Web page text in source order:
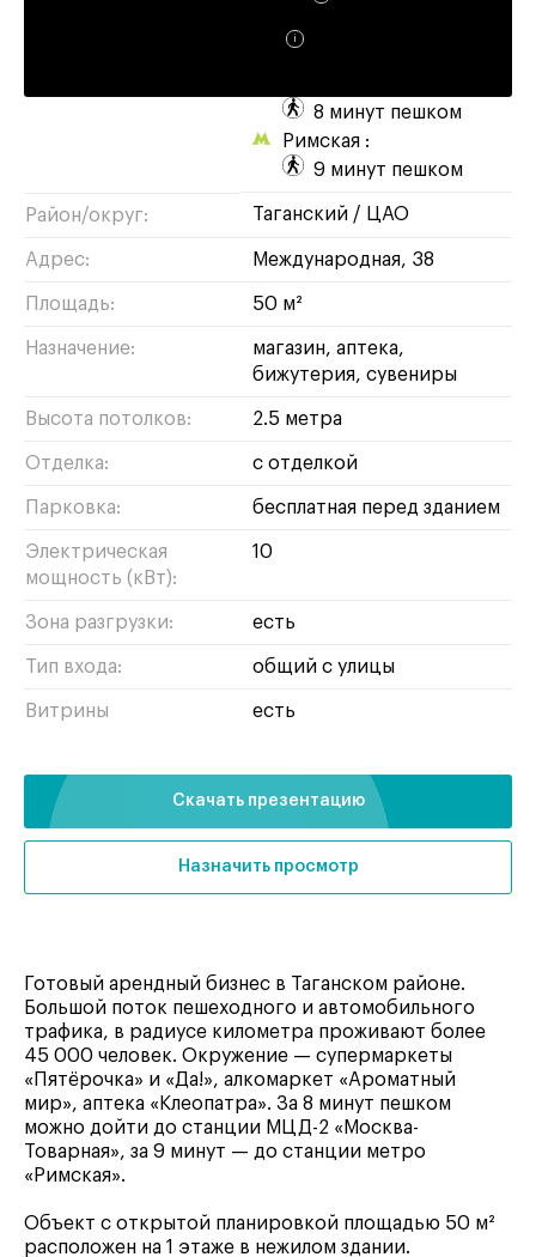
8 минут пешком
Римская :
9 минут пешком
Район/округ: таганский / ЦАО
Адрес: Международная, 38
Площадь: 50 м²
Назначение: магазин аптека
бижутерия сувениры
Высота потолков: 2.5 метра
Отделка: с отделкой
Парковка: бесплатная перед зданием
Электрическая
мощность (кВт):
10
Зона разгрузки: есть
Тип входа: общий с улицы
Витрины есть
Скачать презентацию
Назначить просмотр
Готовый арендный бизнес в Таганском районе.
Большой поток пешеходного и автомобильного
трафика, в радиусе километра проживают более
45 000 человек. Окружение — супермаркеты
«Пятёрочка» и «Да!», алкомаркет «Ароматный
мир», аптека «Клеопатра». За 8 минут пешком
можно дойти до станции МЦД-2 «Москва-
Товарная», за 9 минут — до станции метро
«Римская».
Объект с открытой планировкой площадью 50 м²
расположен на 1 этаже в нежилом здании.